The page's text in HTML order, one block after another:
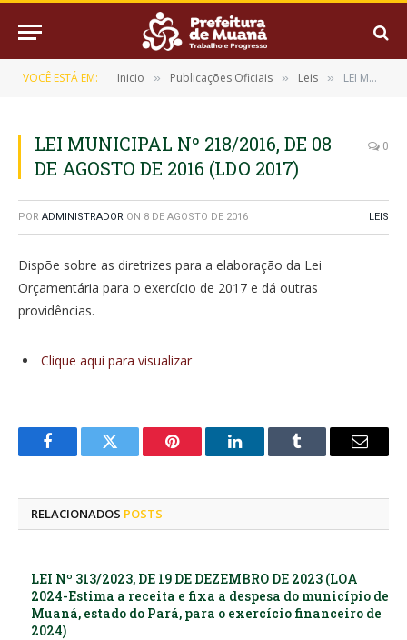
VOCÊ ESTÁ EM: Inicio » Publicações Oficiais » Leis » LEI MUNICIPAL Nº 218/2016, DE 08 DE AGOSTO DE 2016 (LDO 2017)
LEI MUNICIPAL Nº 218/2016, DE 08
DE AGOSTO DE 2016 (LDO 2017)
0
POR ADMINISTRADOR ON 8 DE AGOSTO DE 2016 LEIS
Dispõe sobre as diretrizes para a elaboração da Lei
Orçamentária para o exercício de 2017 e dá outras
providências.
Clique aqui para visualizar
FacebookTwitter Pinterest LinkedInTumblr
E-
RELACIONADOS POSTS
LEI Nº 313/2023, DE 19 DE DEZEMBRO DE 2023 (LOA
2024-Estima a receita e fixa a despesa do município de
Muaná, estado do Pará, para o exercício financeiro de
2024)